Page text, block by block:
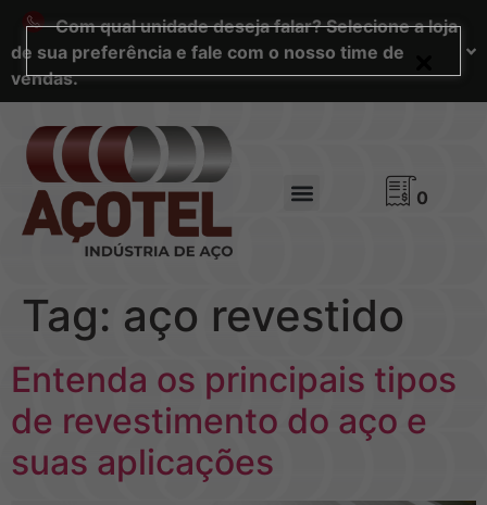
Com qual unidade deseja falar? Selecione a loja
de sua preferência e fale com o nosso time de
vendas.
0
Tag: aço revestido
Entenda os principais tipos
de revestimento do aço e
suas aplicações